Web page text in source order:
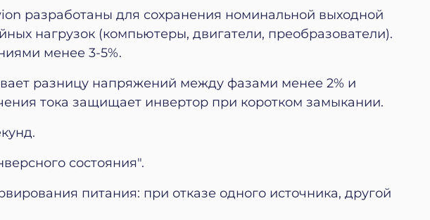
разработаны для сохранения номинальной выходной
нагрузок (компьютеры, двигатели, преобразователи).
менее 3-5%.
разницу напряжений между фазами менее 2% и
тока защищает инвертор при коротком замыкании.
состояния".
питания: при отказе одного источника, другой